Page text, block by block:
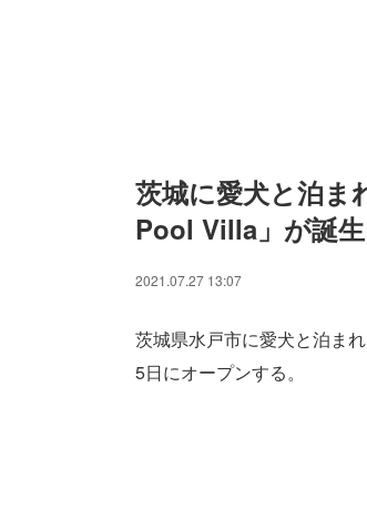
茨城に愛犬と泊ま
Pool Villa」が誕生
2021.07.27 13:07
茨城県水戸市に愛犬と泊ま
5日にオープンする。